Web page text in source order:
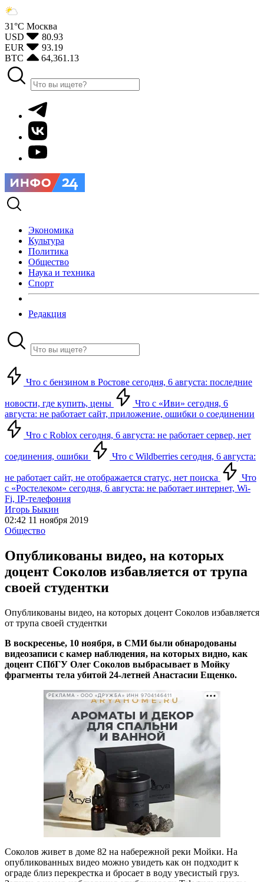
31°С Москва
USD
80.93
EUR
93.19
BTC
64,361.13
Экономика
Культура
Политика
Общество
Наука и техника
Спорт
Редакция
Что с бензином в Ростове сегодня, 6 августа: последние
новости, где купить, цены
Что с «Иви» сегодня, 6
августа: не работает сайт, приложение, ошибки о соединении
Что с Roblox сегодня, 6 августа: не работает сервер, нет
соединения, ошибки Что с Wildberries сегодня, 6 августа:
не работает сайт, не отображается статус, нет поиска
Что
с «Ростелеком» сегодня, 6 августа: не работает интернет, Wi-
Fi, IP-телефония
Игорь Быкин
02:42 11 ноября 2019
Общество
Опубликованы видео, на которых
доцент Соколов избавляется от трупа
своей студентки
Опубликованы видео, на которых доцент Соколов избавляется
от трупа своей студентки
В воскресенье, 10 ноября, в СМИ были обнародованы
видеозаписи с камер наблюдения, на которых видно, как
доцент СПбГУ Олег Соколов выбрасывает в Мойку
фрагменты тела убитой 24-летней Анастасии Ещенко.
РЕКЛАМА • ООО «ДРУЖБА» ИНН 9704146411
Соколов живет в доме 82 на набережной реки Мойки. На
опубликованных видео можно увидеть как он подходит к
ограде близ перекрестка и бросает в воду увесистый груз.